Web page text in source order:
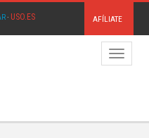
· USO.ES AFÍLIATE
Menú